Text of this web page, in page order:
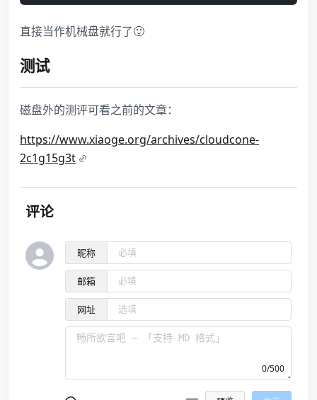
直接当作机械盘就行了🙂
测试
磁盘外的测评可看之前的文章：
https://www.xiaoge.org/archives/cloudcone-
2c1g15g3t
评论
昵称
邮箱
网址
0/500